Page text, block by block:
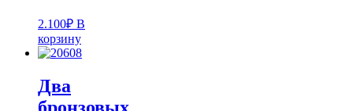
2.100₽ В
корзину
Два